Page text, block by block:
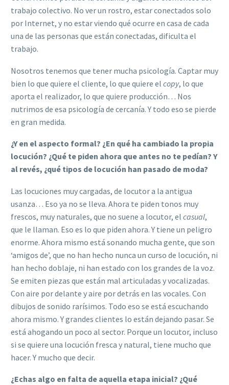
trabajo colectivo. No ver un rostro, estar conectados solo
por Internet, y no estar viendo qué ocurre en casa de cada
una de las personas que están conectadas, dificulta el
trabajo.
Nosotros tenemos que tener mucha psicología. Captar muy
bien lo que quiere el cliente, lo que quiere el copy, lo que
aporta el realizador, lo que quiere producción… Nos
nutrimos de esa psicología de cercanía. Y todo eso se pierde
en gran medida.
¿Y en el aspecto formal? ¿En qué ha cambiado la propia
locución? ¿Qué te piden ahora que antes no te pedían? Y
al revés, ¿qué tipos de locución han pasado de moda?
Las locuciones muy cargadas, de locutor a la antigua
usanza… Eso ya no se lleva. Ahora te piden tonos muy
frescos, muy naturales, que no suene a locutor, el casual,
que le llaman. Eso es lo que piden ahora. Y tiene un peligro
enorme. Ahora mismo está sonando mucha gente, que son
‘amigos de’, que no han hecho nunca un curso de locución, ni
han hecho doblaje, ni han estado con los grandes de la voz.
Se emiten piezas que están mal articuladas y vocalizadas.
Con aire por delante y aire por detrás en las vocales. Con
dibujos de sonido rarísimos. Todo eso se está escuchando
ahora mismo. Y grandes clientes lo están dejando pasar. Se
está ahogando un poco al sector. Porque un locutor, incluso
si se quiere una locución fresca y natural, tiene mucho que
hacer. Y mucho que decir.
¿Echas algo en falta de aquella etapa inicial? ¿Qué